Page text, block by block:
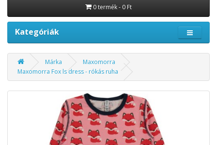
0 termék - 0 Ft
Kategóriák
Márka
Maxomorra
Maxomorra Fox ls dress - rókás ruha